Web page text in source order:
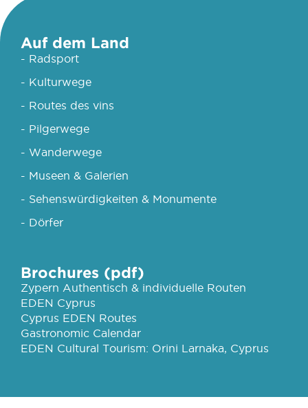
Auf dem Land
- Radsport
- Kulturwege
- Routes des vins
- Pilgerwege
- Wanderwege
- Museen & Galerien
- Sehenswürdigkeiten & Monumente
- Dörfer
Brochures (pdf)
Zypern Authentisch & individuelle Routen
EDEN Cyprus
Cyprus EDEN Routes
Gastronomic Calendar
EDEN Cultural Tourism: Orini Larnaka, Cyprus